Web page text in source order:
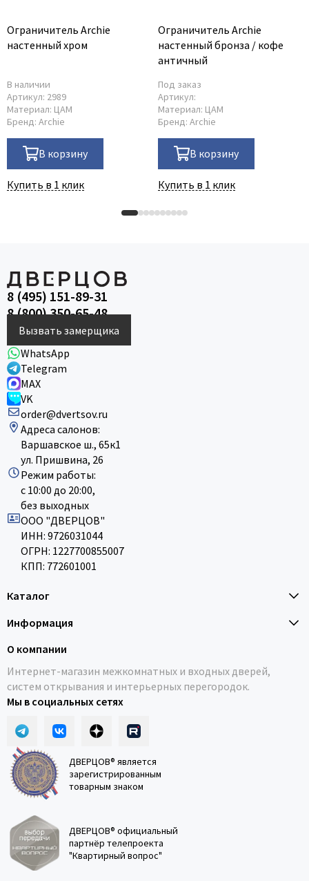
Ограничитель Archie
настенный хром
В наличии
Артикул: 2989
Материал: ЦАМ
Бренд: Archie
В корзину
Купить в 1 клик
Ограничитель Archie
настенный бронза / кофе
античный
Под заказ
Артикул:
Материал: ЦАМ
Бренд: Archie
В корзину
Купить в 1 клик
8 (495) 151-89-31
8 (800) 350-65-48
Вызвать замерщика
WhatsApp
Telegram
MAX
VK
order@dvertsov.ru
Адреса салонов:
Варшавское ш., 65к1
ул. Пришвина, 26
Режим работы:
с 10:00 до 20:00,
без выходных
ООО "ДВЕРЦОВ"
ИНН: 9726031044
ОГРН: 1227700855007
КПП: 772601001
Каталог
Информация
О компании
Интернет-магазин межкомнатных и входных дверей,
систем открывания и интерьерных перегородок.
Мы в социальных сетях
ДВЕРЦОВ® является
зарегистрированным
товарным знаком
ДВЕРЦОВ® официальный
партнёр телепроекта
"Квартирный вопрос"